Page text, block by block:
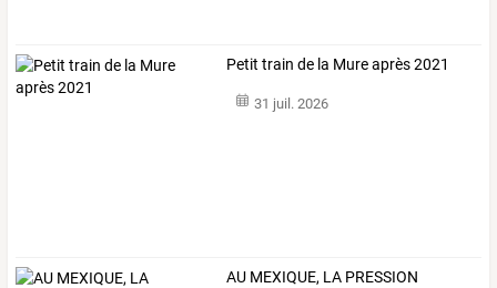
Petit train de la Mure après 2021
31 juil. 2026
AU MEXIQUE, LA PRESSION